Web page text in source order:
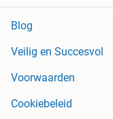
Blog
Veilig en Succesvol
Voorwaarden
Cookiebeleid